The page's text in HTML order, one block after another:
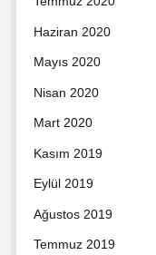
Haziran 2020
Mayıs 2020
Nisan 2020
Mart 2020
Kasım 2019
Eylül 2019
Ağustos 2019
Temmuz 2019